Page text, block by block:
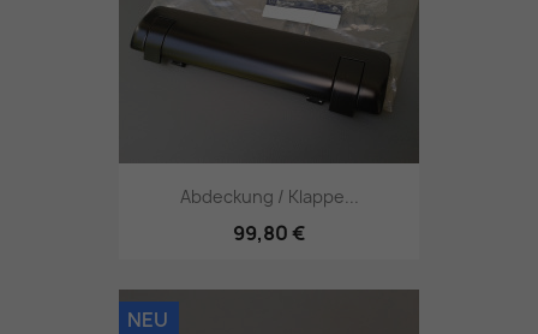
Abdeckung / Klappe...
99,80 €
NEU